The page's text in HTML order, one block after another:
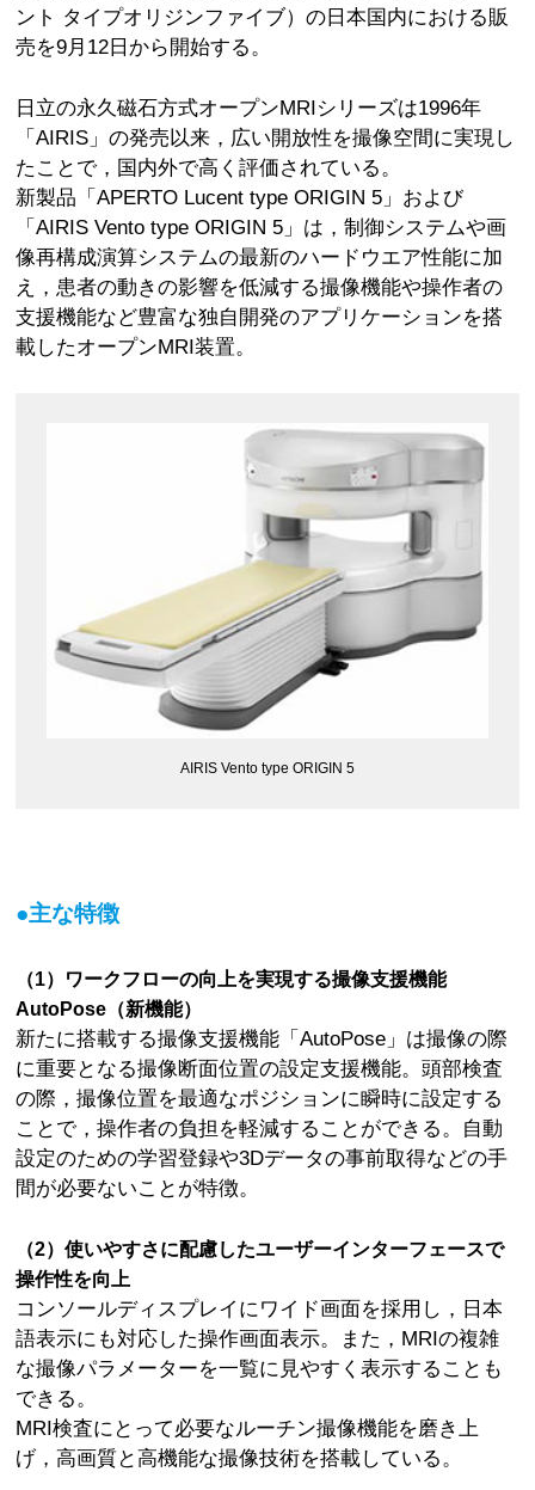
ント タイプオリジンファイブ）の日本国内における販
売を9月12日から開始する。
日立の永久磁石方式オープンMRIシリーズは1996年
「AIRIS」の発売以来，広い開放性を撮像空間に実現し
たことで，国内外で高く評価されている。
新製品「APERTO Lucent type ORIGIN 5」および
「AIRIS Vento type ORIGIN 5」は，制御システムや画
像再構成演算システムの最新のハードウエア性能に加
え，患者の動きの影響を低減する撮像機能や操作者の
支援機能など豊富な独自開発のアプリケーションを搭
載したオープンMRI装置。
AIRIS Vento type ORIGIN 5
●主な特徴
（1）ワークフローの向上を実現する撮像支援機能
AutoPose（新機能）
新たに搭載する撮像支援機能「AutoPose」は撮像の際
に重要となる撮像断面位置の設定支援機能。頭部検査
の際，撮像位置を最適なポジションに瞬時に設定する
ことで，操作者の負担を軽減することができる。自動
設定のための学習登録や3Dデータの事前取得などの手
間が必要ないことが特徴。
（2）使いやすさに配慮したユーザーインターフェースで
操作性を向上
コンソールディスプレイにワイド画面を採用し，日本
語表示にも対応した操作画面表示。また，MRIの複雑
な撮像パラメーターを一覧に見やすく表示することも
できる。
MRI検査にとって必要なルーチン撮像機能を磨き上
げ，高画質と高機能な撮像技術を搭載している。